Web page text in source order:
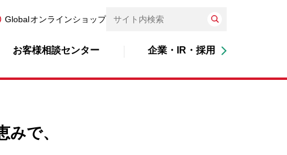
Globalオンラインショップ
お客様相談センター 企業・IR・採用
みで、